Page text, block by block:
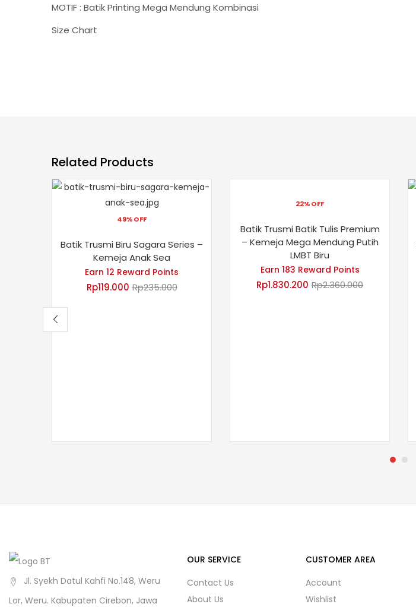
MOTIF : Batik Printing Mega Mendung Kombinasi
Size Chart
Related Products
49% OFF
Batik Trusmi Biru Sagara Series –
Kemeja Anak Sea
Earn 12 Reward Points
Rp119.000 Rp235.000
22% OFF
Batik Trusmi Batik Tulis Premium
– Kemeja Mega Mendung Putih
LMBT Biru
Earn 183 Reward Points
Rp1.830.200 Rp2.360.000
Jl. Syekh Datul Kahfi No.148, Weru
Lor, Weru. Kabupaten Cirebon, Jawa
OUR SERVICE
Contact Us
About Us
CUSTOMER AREA
Account
Wishlist